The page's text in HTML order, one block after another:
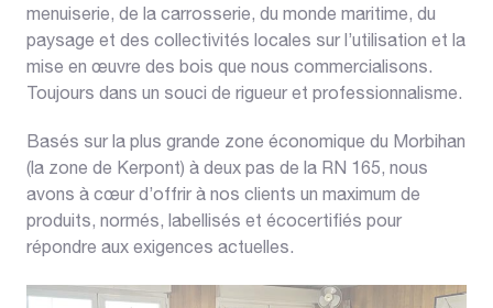
menuiserie, de la carrosserie, du monde maritime, du
paysage et des collectivités locales sur l’utilisation et la
mise en œuvre des bois que nous commercialisons.
Toujours dans un souci de rigueur et professionnalisme.
Basés sur la plus grande zone économique du Morbihan
(la zone de Kerpont) à deux pas de la RN 165, nous
avons à cœur d’offrir à nos clients un maximum de
produits, normés, labellisés et écocertifiés pour
répondre aux exigences actuelles.